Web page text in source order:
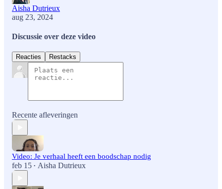
Aisha Dutrieux
aug 23, 2024
Discussie over deze video
Reacties Restacks
Recente afleveringen
Video: Je verhaal heeft een boodschap nodig
feb 15 • Aisha Dutrieux